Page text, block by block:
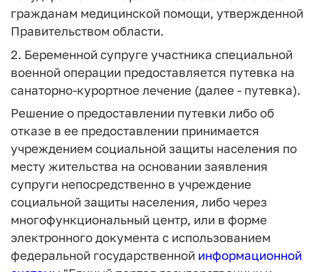
гражданам медицинской помощи, утвержденной
Правительством области.
2. Беременной супруге участника специальной
военной операции предоставляется путевка на
санаторно-курортное лечение (далее - путевка).
Решение о предоставлении путевки либо об
отказе в ее предоставлении принимается
учреждением социальной защиты населения по
месту жительства на основании заявления
супруги непосредственно в учреждение
социальной защиты населения, либо через
многофункциональный центр, или в форме
электронного документа с использованием
федеральной государственной информационной